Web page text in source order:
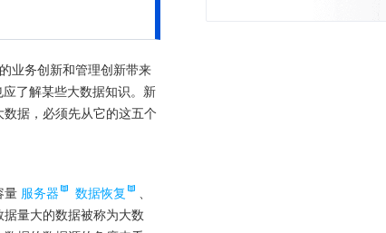
业务创新和管理创新带来
了解某些大数据知识。新
据，必须先从它的这五个
量 服务器 数据恢复
、
量大的数据被称为大数